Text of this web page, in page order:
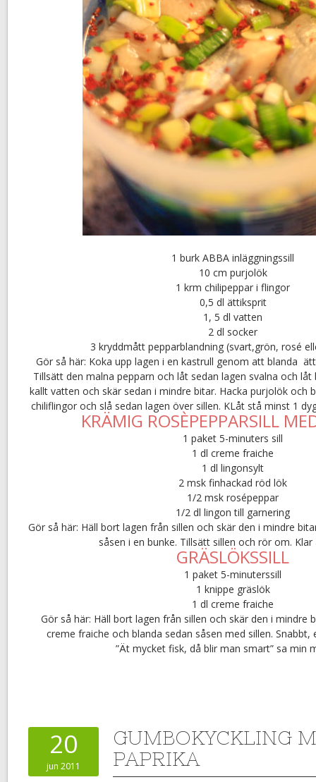
1 burk ABBA inläggningssill
10 cm purjolök
1 krm chilipeppar i flingor
0,5 dl ättiksprit
1, 5 dl vatten
2 dl socker
3 kryddmått pepparblandning (svart,grön, rosé
Gör så här: Koka upp lagen i en kastrull genom att blanda
Tillsätt den malna pepparn och låt sedan lagen svalna och låt
kallt vatten och skär sedan i mindre bitar. Hacka purjolök och
chiliflingor och slå sedan lagen över sillen. KLåt stå minst 1
KRÄMIG ROSÈPEPPARSILL
1 paket 5-minuters sill
1 dl creme fraiche
1 dl lingonsylt
2 msk finhackad röd lök
1/2 msk rosépeppar
1/2 dl lingon till garnering
Gör så här: Häll bort lagen från sillen och skär den i mindre
såsen i en bunke. Tillsätt sillen och rör om.
GRÄSLÖKSSILL
1 paket 5-minuterssill
1 knippe gräslök
1 dl creme fraiche
Gör så här: Häll bort lagen från sillen och skär den i mindre
creme fraiche och blanda sedan såsen med sillen.
”Ät mycket fisk, då blir man smart” sa min
20
jun 2011
GUMBOKYCKLING
PAPRIKA